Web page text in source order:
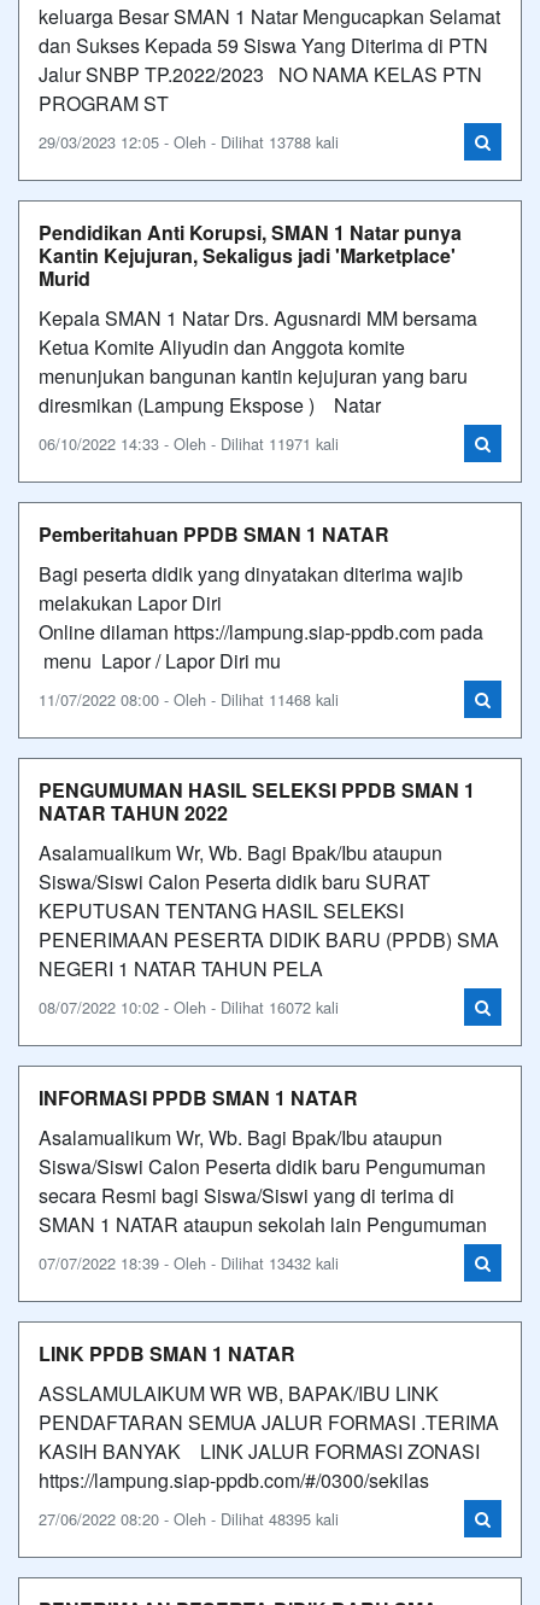
keluarga Besar SMAN 1 Natar Mengucapkan Selamat
dan Sukses Kepada 59 Siswa Yang Diterima di PTN
Jalur SNBP TP.2022/2023 NO NAMA KELAS PTN
PROGRAM ST
29/03/2023 12:05 - Oleh - Dilihat 13788 kali
Pendidikan Anti Korupsi, SMAN 1 Natar punya
Kantin Kejujuran, Sekaligus jadi 'Marketplace'
Murid
Kepala SMAN 1 Natar Drs. Agusnardi MM bersama
Ketua Komite Aliyudin dan Anggota komite
menunjukan bangunan kantin kejujuran yang baru
diresmikan (Lampung Ekspose ) Natar
06/10/2022 14:33 - Oleh - Dilihat 11971 kali
Pemberitahuan PPDB SMAN 1 NATAR
Bagi peserta didik yang dinyatakan diterima wajib
melakukan Lapor Diri
Online dilaman https://lampung.siap-ppdb.com pada
menu Lapor / Lapor Diri mu
11/07/2022 08:00 - Oleh - Dilihat 11468 kali
PENGUMUMAN HASIL SELEKSI PPDB SMAN 1
NATAR TAHUN 2022
Asalamualikum Wr, Wb. Bagi Bpak/Ibu ataupun
Siswa/Siswi Calon Peserta didik baru SURAT
KEPUTUSAN TENTANG HASIL SELEKSI
PENERIMAAN PESERTA DIDIK BARU (PPDB) SMA
NEGERI 1 NATAR TAHUN PELA
08/07/2022 10:02 - Oleh - Dilihat 16072 kali
INFORMASI PPDB SMAN 1 NATAR
Asalamualikum Wr, Wb. Bagi Bpak/Ibu ataupun
Siswa/Siswi Calon Peserta didik baru Pengumuman
secara Resmi bagi Siswa/Siswi yang di terima di
SMAN 1 NATAR ataupun sekolah lain Pengumuman
07/07/2022 18:39 - Oleh - Dilihat 13432 kali
LINK PPDB SMAN 1 NATAR
ASSLAMULAIKUM WR WB, BAPAK/IBU LINK
PENDAFTARAN SEMUA JALUR FORMASI .TERIMA
KASIH BANYAK LINK JALUR FORMASI ZONASI
https://lampung.siap-ppdb.com/#/0300/sekilas
27/06/2022 08:20 - Oleh - Dilihat 48395 kali